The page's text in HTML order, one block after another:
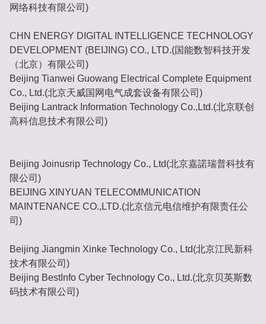
网络科技有限公司)
CHN ENERGY DIGITAL INTELLIGENCE TECHNOLOGY
DEVELOPMENT (BEIJING) CO., LTD.(国能数智科技开发
（北京）有限公司)
Beijing Tianwei Guowang Electrical Complete Equipment
Co., Ltd.(北京天威国网电气成套设备有限公司)
Beijing Lantrack Information Technology Co.,Ltd.(北京联创
高科信息技术有限公司)
Beijing Joinusrip Technology Co., Ltd(北京嘉諾瑞普科技有
限公司)
BEIJING XINYUAN TELECOMMUNICATION
MAINTENANCE CO.,LTD.(北京信元电信维护有限责任公
司)
Beijing Jiangmin Xinke Technology Co., Ltd(北京江民新科
技术有限公司)
Beijing BestInfo Cyber Technology Co., Ltd.(北京贝英斯数
码技术有限公司)